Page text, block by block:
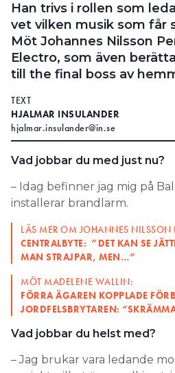
Han trivs i rollen som
vet vilken musik som får
Möt Johannes Nilsson
Electro, som även
till the final boss av
TEXT
HJALMAR INSULANDER
hjalmar.insulander@in.se
Vad jobbar du med just nu?
– Idag befinner jag mig på
installerar brandlarm.
LÄS MER OM JOHANNES NILSSON
CENTRALBYTE: ”DET KAN SE
MAN STRAJPAR, MEN…”
MÖT MADELENE WALLIN:
FÖRRA ÄGAREN KOPPLADE
JORDFELSBRYTAREN:
Vad jobbar du helst med?
– Jag brukar vara ledande